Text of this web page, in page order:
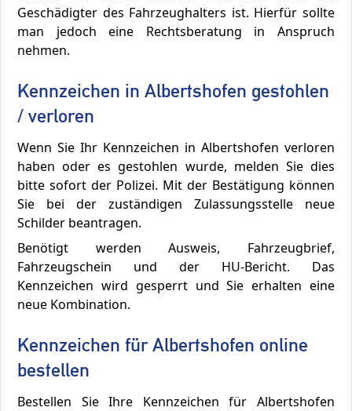
Geschädigter des Fahrzeughalters ist. Hierfür sollte
man jedoch eine Rechtsberatung in Anspruch
nehmen.
Kennzeichen in Albertshofen gestohlen
/ verloren
Wenn Sie Ihr Kennzeichen in Albertshofen verloren
haben oder es gestohlen wurde, melden Sie dies
bitte sofort der Polizei. Mit der Bestätigung können
Sie bei der zuständigen Zulassungsstelle neue
Schilder beantragen.
Benötigt werden Ausweis, Fahrzeugbrief,
Fahrzeugschein und der HU-Bericht. Das
Kennzeichen wird gesperrt und Sie erhalten eine
neue Kombination.
Kennzeichen für Albertshofen online
bestellen
Bestellen Sie Ihre Kennzeichen für Albertshofen